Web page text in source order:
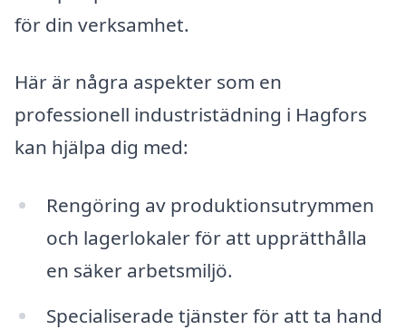
för din verksamhet.
Här är några aspekter som en
professionell industristädning i Hagfors
kan hjälpa dig med:
Rengöring av produktionsutrymmen
och lagerlokaler för att upprätthålla
en säker arbetsmiljö.
Specialiserade tjänster för att ta hand